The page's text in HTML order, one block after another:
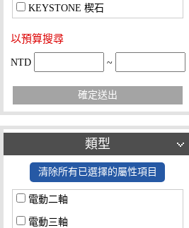
KEYSTONE 楔石
以預算搜尋
NTD ~
確定送出
類型
清除所有已選擇的屬性項目
電動二軸
電動三軸